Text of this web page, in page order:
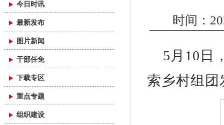
今日时讯
最新发布
图片新闻
干部任免
下载专区
重点专题
组织建设
时间：
5月10日
索乡村组